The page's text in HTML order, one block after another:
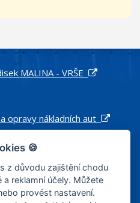
MALINA - VRŠE
opravy nákladních aut
díly pro nákladní vozidla
🍪
z důvodu zajištění chodu
reklamní účely. Můžete
provést nastavení.